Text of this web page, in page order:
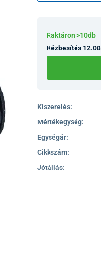
Raktáron >10db
Kézbesítés 12.08
Kiszerelés:
Mértékegység:
Egységár:
Cikkszám:
Jótállás: